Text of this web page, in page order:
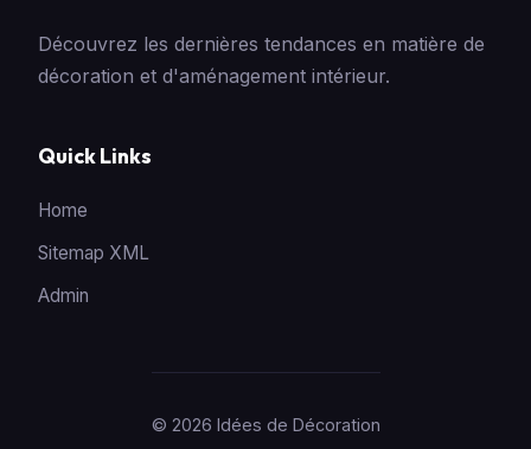
Découvrez les dernières tendances en matière de
décoration et d'aménagement intérieur.
Quick Links
Home
Sitemap XML
Admin
© 2026 Idées de Décoration